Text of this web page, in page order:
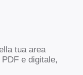
tua area
e digitale,